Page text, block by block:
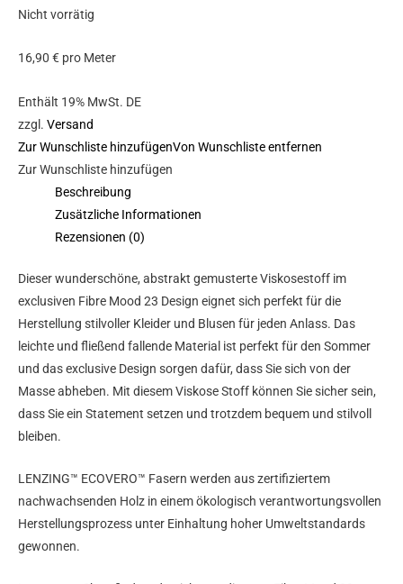
Nicht vorrätig
16,90 € pro Meter
Enthält 19% MwSt. DE
zzgl. Versand
Zur Wunschliste hinzufügenVon Wunschliste entfernen
Zur Wunschliste hinzufügen
Beschreibung
Zusätzliche Informationen
Rezensionen (0)
Dieser wunderschöne, abstrakt gemusterte Viskosestoff im
exclusiven Fibre Mood 23 Design eignet sich perfekt für die
Herstellung stilvoller Kleider und Blusen für jeden Anlass. Das
leichte und fließend fallende Material ist perfekt für den Sommer
und das exclusive Design sorgen dafür, dass Sie sich von der
Masse abheben. Mit diesem Viskose Stoff können Sie sicher sein,
dass Sie ein Statement setzen und trotzdem bequem und stilvoll
bleiben.
LENZING™ ECOVERO™ Fasern werden aus zertifiziertem
nachwachsenden Holz in einem ökologisch verantwortungsvollen
Herstellungsprozess unter Einhaltung hoher Umweltstandards
gewonnen.